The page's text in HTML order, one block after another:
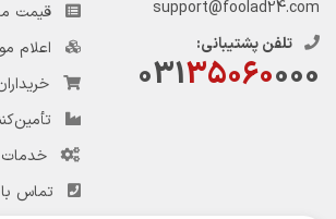
support@foolad24.com
تلفن پشتیبانی:
03135060000
قیمت
اعلام
خدمات
تماس